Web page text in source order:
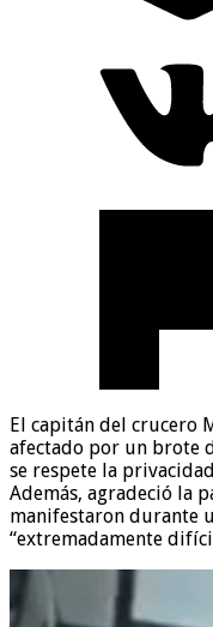
El capitán del crucero
afectado por un brote
se respete la
Además, agradeció la
manifestaron durante
“extremadamente